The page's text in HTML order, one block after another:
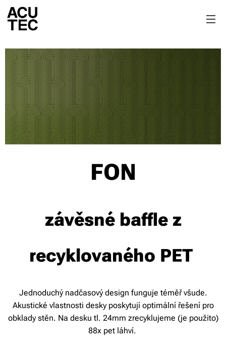
FON
závěsné baffle z
recyklovaného PET
Jednoduchý nadčasový design funguje téměř všude.
Akustické vlastnosti desky poskytují optimální řešení pro
obklady stěn. Na desku tl. 24mm zrecyklujeme (je použito)
88x pet láhví.